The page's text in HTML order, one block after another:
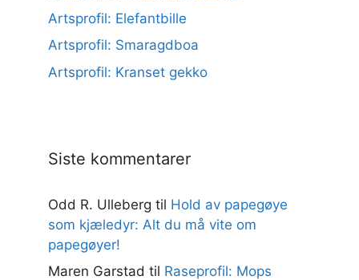
Artsprofil: Elefantbille
Artsprofil: Smaragdboa
Artsprofil: Kranset gekko
Siste kommentarer
Odd R. Ulleberg til Hold av papegøye
som kjæledyr: Alt du må vite om
papegøyer!
Maren Garstad til Raseprofil: Mops